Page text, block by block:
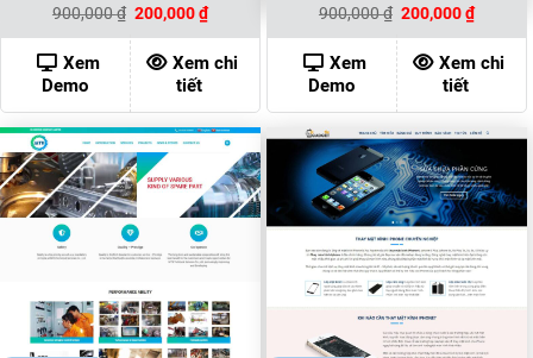
900,000₫ Giá
là:
900,000 ₫.
200,000₫Giá
hiện
tại
là:
200,000 ₫.
Xem
Demo
Xem chi
tiết
900,000₫ Giá
là:
900,000 ₫.
200,000₫Giá
hiện
tại
là:
Xem
Demo
Xem chi
tiết